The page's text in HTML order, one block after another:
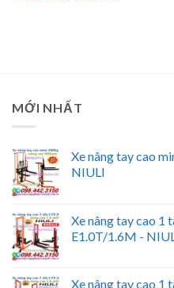
MỚI NHẤT
Xe nâng tay cao
NIULI
Xe nâng tay cao 1
E1.0T/1.6M -
Xe nâng tay cao 1